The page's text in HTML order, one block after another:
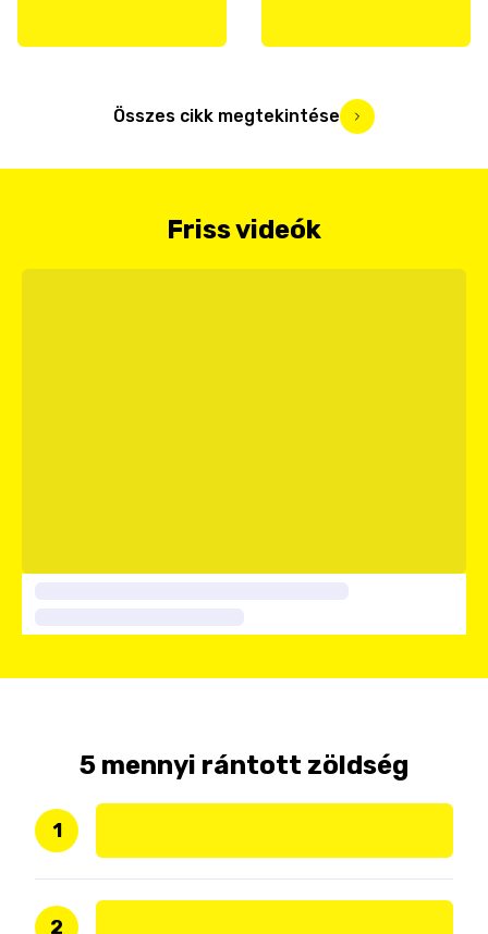
Összes cikk megtekintése
Friss videók
5 mennyi rántott zöldség
1
2